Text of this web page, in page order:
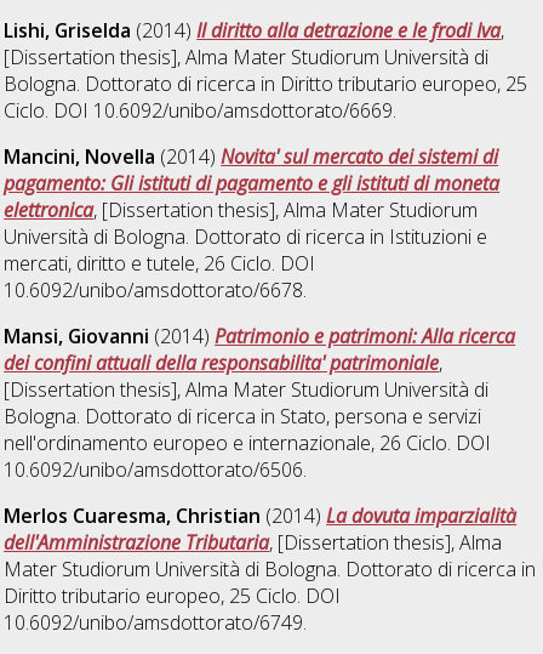
Lishi, Griselda (2014)Il diritto alla detrazione e le frodi Iva,
[Dissertation thesis], Alma Mater Studiorum Università di
Bologna. Dottorato di ricerca in Diritto tributario europeo, 25
Ciclo. DOI 10.6092/unibo/amsdottorato/6669.
Mancini, Novella (2014)Novita' sul mercato dei sistemi di
pagamento: Gli istituti di pagamento e gli istituti di moneta
elettronica, [Dissertation thesis], Alma Mater Studiorum
Università di Bologna. Dottorato di ricerca in Istituzioni e
mercati, diritto e tutele, 26 Ciclo. DOI
10.6092/unibo/amsdottorato/6678.
Mansi, Giovanni (2014)Patrimonio e patrimoni: Alla ricerca
dei confini attuali della responsabilita' patrimoniale,
[Dissertation thesis], Alma Mater Studiorum Università di
Bologna. Dottorato di ricerca in Stato, persona e servizi
nell'ordinamento europeo e internazionale, 26 Ciclo. DOI
10.6092/unibo/amsdottorato/6506.
Merlos Cuaresma, Christian (2014)La dovuta imparzialità
dell'Amministrazione Tributaria, [Dissertation thesis], Alma
Mater Studiorum Università di Bologna. Dottorato di ricerca in
Diritto tributario europeo, 25 Ciclo. DOI
10.6092/unibo/amsdottorato/6749.